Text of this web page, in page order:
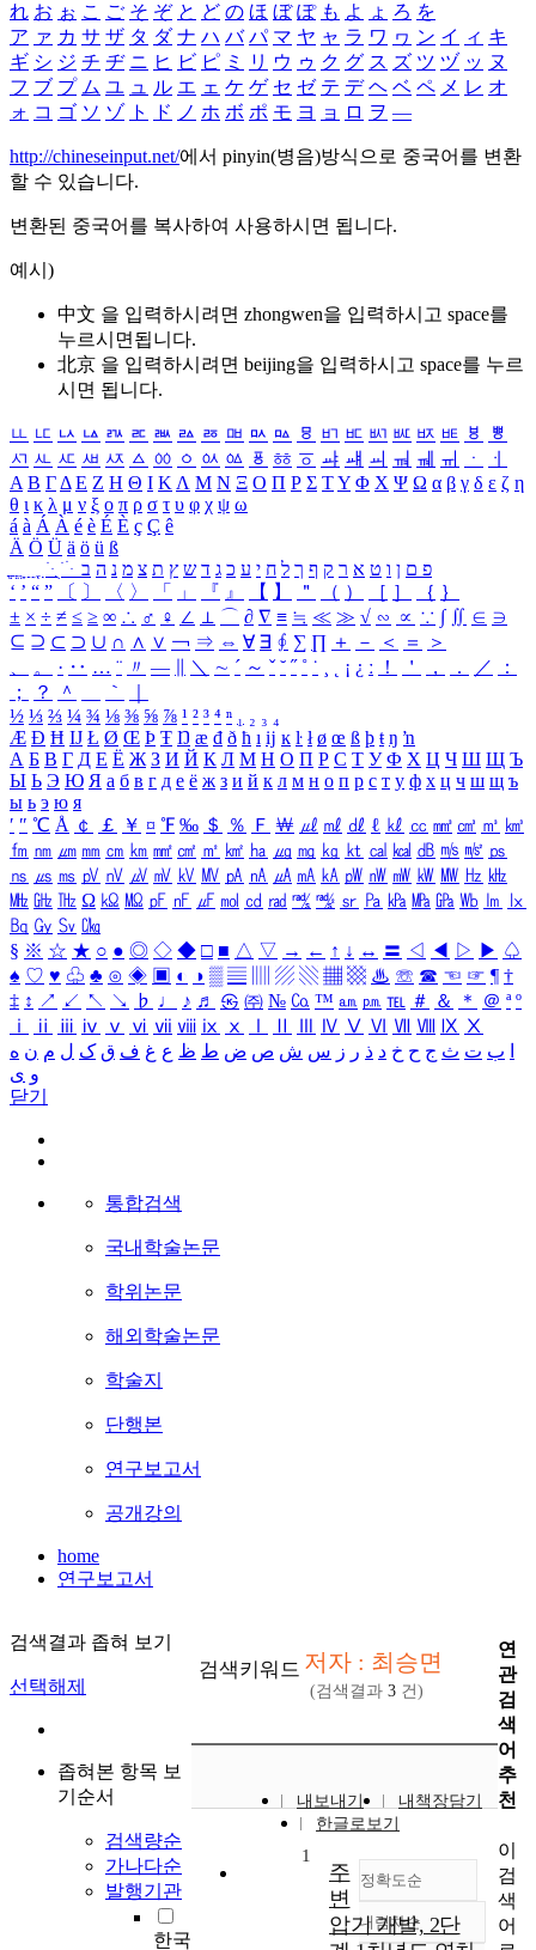
れ お ぉ こ ご そ ぞ と ど の ほ ぼ ぽ も よ ょ ろ を
ア ァ カ サ ザ タ ダ ナ ハ バ パ マ ヤ ャ ラ ワ ヮ ン イ ィ キ
ギ シ ジ チ ヂ ニ ヒ ビ ピ ミ リ ウ ゥ ク グ ス ズ ツ ヅ ッ ヌ
フ ブ プ ム ユ ュ ル エ ェ ケ ゲ セ ゼ テ デ ヘ ベ ペ メ レ オ
ォ コ ゴ ソ ゾ ト ド ノ ホ ボ ポ モ ヨ ョ ロ ヲ ―
http://chineseinput.net/에서 pinyin(병음)방식으로 중국어를 변환
할 수 있습니다.
변환된 중국어를 복사하여 사용하시면 됩니다.
예시)
中文 을 입력하시려면 zhongwen을 입력하시고 space를
누르시면됩니다.
北京 을 입력하시려면 beijing을 입력하시고 space를 누르
시면 됩니다.
ㅥ ㅦ ㅧ ㅨ ㅩ ㅪ ㅫ ㅬ ㅭ ㅮ ㅯ ㅰ ㅱ ㅲ ㅳ ㅴ ㅵ ㅶ ㅷ ㅸ
ㅹ
ㅺ ㅻ ㅼ ㅽ ㅾ ㅿ ㆀ ㆁ ㆂ ㆃ ㆄ ㆅ ㆆ ㆇ ㆈ ㆉ ㆊ ㆋ ㆌ ㆍ
ㆎ
Α Β ΓΔ Ε Ζ Η Θ Ι ΚΛ Μ Ν Ξ Ο Π Ρ Σ ΤΥ Φ Χ Ψ Ω α β γ δ ε ζ η
θ ι κ λ μ ν ξ ο π ρ σ τ υ φ χ ψ ω
á à Á À é è É È ç Ç ê
Ä Ö Ü ä ö ü ß
ִֶֹ ֻּ ׁׂ פ ם ן ו ט א ר ק ף ך ל ח י ע כ ג ד ש ץ ת צ מ נ ה ב
‘ ’ “ ” 〔 〕 〈 〉 「 」 『 』 【 】 ＂ （ ） ［ ］ ｛ ｝
± × ÷ ≠ ≤ ≥ ∞ ∴ ♂ ♀ ∠ ⊥ ⌒ ∂ ∇ ≡ ≒ ≪ ≫ √ ∽ ∝ ∵ ∫ ∬ ∈ ∋
⊆ ⊇ ⊂ ⊃ ∪ ∩ ∧ ∨ ￢ ⇒ ⇔ ∀ ∃ ∮ ∑ ∏ ＋ － ＜ ＝
＞
、
。 · ‥ … ¨ 〃 ― ＼ ∼ ´ ～ ˇ ˘ ˝ ˚ ˙ ¸ ¡ ¿ ː ！ ＇ ， ． ／
：
；
？ ＾ ｀
½ ⅓ ⅔ ¼ ¾ ⅛ ⅜ ⅝ ⅞ ¹ ² ³ ⁴ ⁿ ₁ ₂ ₃ ₄
Æ Ð Ħ Ĳ Ł Ø Œ Þ Ŧ Ŋ æ đ ð ħ ı ĳ ĸ ŀ ł ø œ ß þ ŧ ŋ ŉ
А Б В Г Д Е Ё Ж З И Й К Л М Н О П Р С Т У Ф Х Ц Ч Ш Щ Ъ
Ы Ь Э Ю Я а б в г д е ё ж з и й к л м н о п р с т у ф х ц ч ш щ ъ
ы ь э ю я
′ ″ ℃ Å ￠ ￡ ￥ ¤ ℉ ‰ ＄ ％ Ｆ ￦ ㎕ ㎖ ㎗ ℓ ㎘ ㏄ ㎣ ㎤ ㎥ ㎦
㎙ ㎚ ㎛ ㎜ ㎝ ㎞ ㎟ ㎠ ㎡ ㎢ ㏊ ㎍ ㎎ ㎏ ㏏ ㎈ ㎉ ㏈ ㎧ ㎨ ㎰
㎱ ㎲ ㎳ ㎴ ㎵ ㎶ ㎷ ㎸ ㎹ ㎀ ㎁ ㎂ ㎃ ㎄ ㎺ ㎻ ㎽ ㎾ ㎿ ㎐ ㎑
㎒ ㎓ ㎔ Ω ㏀ ㏁ ㎊ ㎋ ㎌ ㏖ ㏅ ㎭ ㎮ ㎯ ㏛ ㎩ ㎪ ㎫ ㎬ ㏝ ㏐
㏓
㏃ ㏉ ㏜ ㏆
§ ※ ☆ ★ ○ ● ◎ ◇ ◆ □ ■ △ ▽ → ← ↑ ↓ ↔ 〓 ◁ ◀ ▷ ▶ ♤
♠ ♡ ♥ ♧ ♣ ⊙ ◈ ▣ ◐ ◑ ▒ ▤ ▨ ▧ ▦ ▩ ♨ ☏ ☎ ☜ ☞ ¶ †
‡ ↕ ↗ ↙ ↖ ↘ ♭ ♩ ♪ ♬ ㉿ ㈜ № ㏇ ™ ㏂ ㏘ ℡ ＃ ＆ ＊ ＠ ª º
ⅰ
ⅱ ⅲ ⅳ ⅴ ⅵ ⅶ ⅷ ⅸ ⅹ Ⅳ Ⅴ Ⅵ Ⅶ Ⅷ Ⅸ Ⅹ
ب ت ث ج ح خ د ذ ر ز س ش ص ض ط ظ ع غ ف ق ک ل م ن ه
و ی
닫기
통합검색
국내학술논문
학위논문
해외학술논문
학술지
단행본
연구보고서
공개강의
home
연구보고서
검색결과 좁혀 보기
선택해제
좁혀본 항목 보
기순서
검색량순
가나다순
발행기관
한국
검색키워드 저자 : 최승면
(검색결과 3 건)
내보내기
내책장담기
한글로보기
정확도순
정확도
내림차순
1
주
변
압기 개발, 2단
연
관
검
색
어
추
천
이
검
색
어